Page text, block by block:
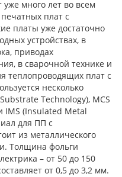
много лет во всем
плат с
платы уже достаточно
устройствах, в
приводах
в сварочной технике и
теплопроводящих плат с
несколько
Technology), MCS
IMS (Insulated Metal
для ПП с
из металлического
Толщина фольги
– от 50 до 150
от 0,5 до 3,2 мм.